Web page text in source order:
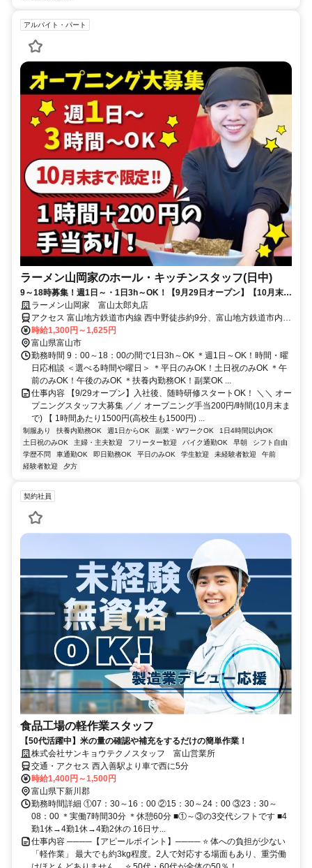
アルバイト・パート
ラーメン山岡家のホール・キッチンスタッフ(日中)
9～18時募集！週1日～・1日3h～OK！【9月29日オープン】【10月末ま
で時給1300円＋1時間手当200円】オープニングスタッフ募集
ラーメン山岡家 富山太郎丸店
アクセス 富山地方鉄道市内線 西中野徒歩約9分、富山地方鉄道市内線
小泉町（富山県）徒歩約9分、富山地方鉄道市内線 広貫堂前徒歩約12
分
時給1,300円～1,625円
富山県富山市
勤務時間 9：00～18：00の間で1日3h～OK ＊週1日～OK！時間・曜
日応相談 ＜選べる時間や曜日＞ ＊平日のみOK！土日祝のみOK ＊午
前のみOK！午後のみOK ＊扶養内勤務OK！副業OK ...
仕事内容 【9/29オープン】入社後、随時研修スタートOK！ ＼＼ オー
プニングスタッフ大募集 ／／ オープニング手当200円/時間(10月末ま
で) 【 1時間あたり1500円(高校生も1500円) ...
制服あり 扶養内勤務OK 週1日からOK 副業・WワークOK
1日4時間以内OK
土日祝のみOK
主婦・主夫歓迎 フリーター歓迎 バイク通勤OK 早朝
シフト自由
学歴不問
車通勤OK 即日勤務OK 平日のみOK 学生歓迎 未経験者歓迎
午前
経験者歓迎
夕方
契約社員
食品工場の軽作業スタッフ
【50代活躍中】米の量の確認や補充をするだけの簡単作業！
株式会社サンキョウテクノスタッフ 富山営業所
交通・アクセス 西入善駅より車で西に5分
時給1,400円～1,500円
富山県下新川郡
勤務時間詳細 ①07：30～16：00 ②15：30～24：00 ③23：30～
08：00 ＊実働7時間30分 ＊休憩60分 ■①～③の3交代シフトです ■4
勤1休→4勤1休→4勤2休の 16日サ...
仕事内容 ────【アピールポイント】──── ⭐ 体への負担が少ない
「軽作業」 最大でも約3kg程度。2人で対応する場面もあり、重労働